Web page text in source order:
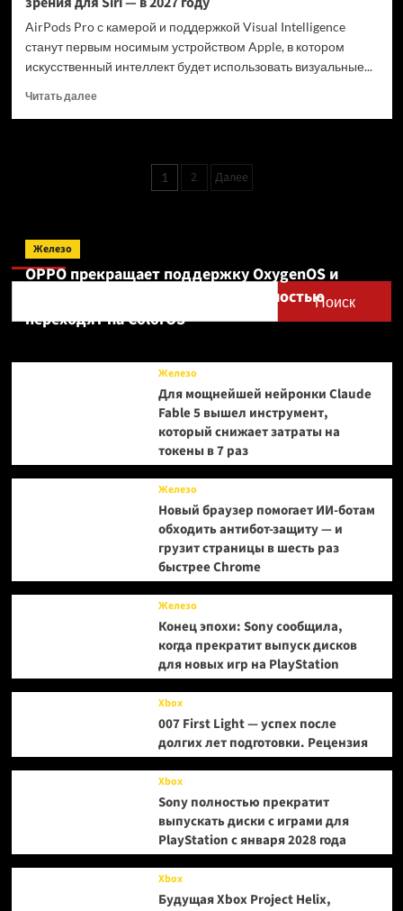
AirPods Pro с камерой и поддержкой Visual Intelligence
станут первым носимым устройством Apple, в котором
искусственный интеллект будет использовать визуальные...
Читать далееПрочитать
Siri
Пагинация
1 2 Далее
Поиск
Поиск
Железо
OPPO прекращает поддержку OxygenOS и
Realme UI — OnePlus и realme полностью
переходят на ColorOS
Железо
Для мощнейшей нейронки Claude
Fable 5 вышел инструмент,
который снижает затраты на
токены в 7 раз
Железо
Новый браузер помогает ИИ-ботам
обходить антибот-защиту — и
грузит страницы в шесть раз
быстрее Chrome
Железо
Конец эпохи: Sony сообщила,
когда прекратит выпуск дисков
для новых игр на PlayStation
Xbox
007 First Light — успех после
долгих лет подготовки. Рецензия
Xbox
Sony полностью прекратит
выпускать диски с играми для
PlayStation с января 2028 года
Xbox
Будущая Xbox Project Helix,